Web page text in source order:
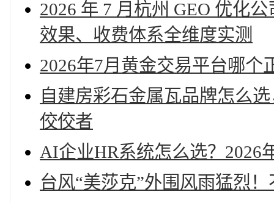
2026 年 7 月杭州 GEO 优化
效果、收费体系全维度实测
2026年7月黄金交易平台哪个
自建房彩石金属瓦品牌怎么
佼佼者
AI企业HR系统怎么选？2026
台风“美莎克”外围风雨猛烈